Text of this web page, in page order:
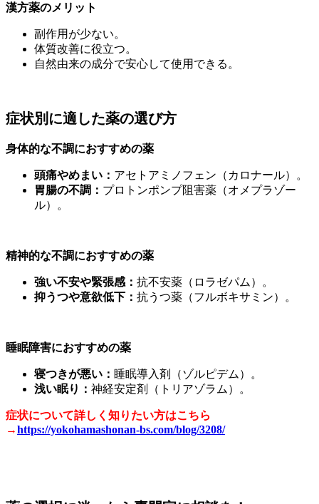
漢方薬のメリット
副作用が少ない。
体質改善に役立つ。
自然由来の成分で安心して使用できる。
症状別に適した薬の選び方
身体的な不調におすすめの薬
頭痛やめまい： アセトアミノフェン（カロナール）。
胃腸の不調： プロトンポンプ阻害薬（オメプラゾー
ル）。
精神的な不調におすすめの薬
強い不安や緊張感： 抗不安薬（ロラゼパム）。
抑うつや意欲低下： 抗うつ薬（フルボキサミン）。
睡眠障害におすすめの薬
寝つきが悪い： 睡眠導入剤（ゾルピデム）。
浅い眠り： 神経安定剤（トリアゾラム）。
症状について詳しく知りたい方はこちら
→https://yokohamashonan-bs.com/blog/3208/